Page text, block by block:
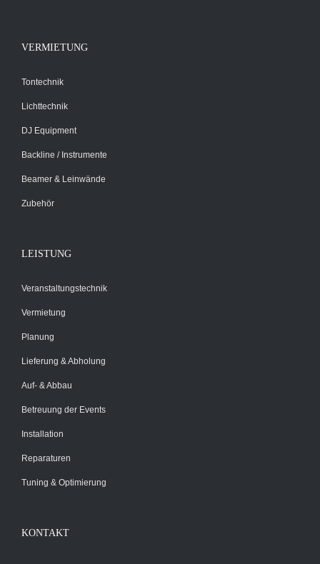
VERMIETUNG
Tontechnik
Lichttechnik
DJ Equipment
Backline / Instrumente
Beamer & Leinwände
Zubehör
LEISTUNG
Veranstaltungstechnik
Vermietung
Planung
Lieferung & Abholung
Auf- & Abbau
Betreuung der Events
Installation
Reparaturen
Tuning & Optimierung
KONTAKT